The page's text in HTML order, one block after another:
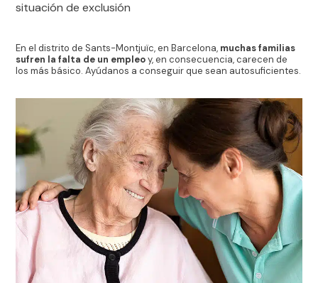
situación de exclusión
En el distrito de Sants-Montjuïc, en Barcelona, muchas familias
sufren la falta de un empleoy, en consecuencia, carecen de
los más básico. Ayúdanos a conseguir que sean autosuficientes.